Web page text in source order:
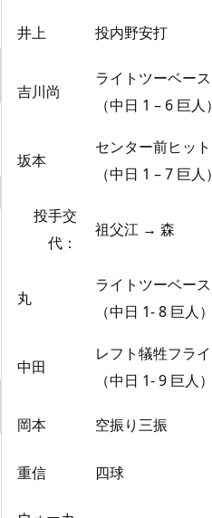
井上 投内野安打
吉川尚
ライトツーベース
（中日 1 – 6 巨人）
坂本
センター前ヒット
（中日 1 – 7 巨人）
投手交
代：
祖父江 → 森
丸
ライトツーベース
（中日 1- 8 巨人）
中田
レフト犠牲フライ
（中日 1- 9 巨人）
岡本 空振り三振
重信 四球